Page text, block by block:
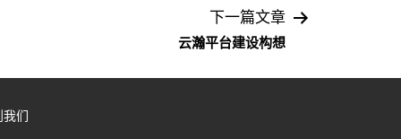
下一篇文章
云瀚平台建设构想
们